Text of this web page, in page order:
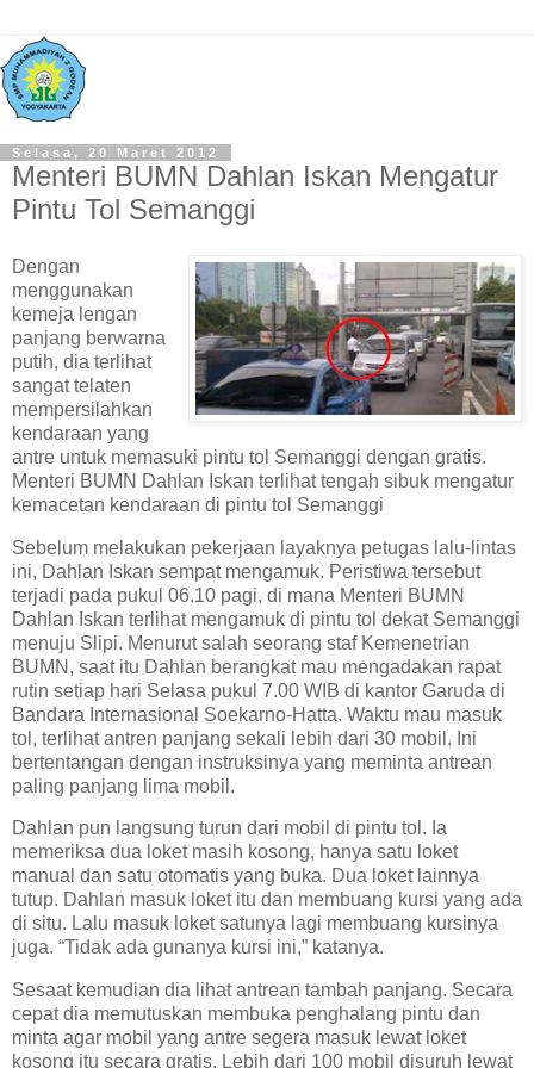
Selasa, 20 Maret 2012
Menteri BUMN Dahlan Iskan Mengatur
Pintu Tol Semanggi
Dengan
menggunakan
kemeja lengan
panjang berwarna
putih, dia terlihat
sangat telaten
mempersilahkan
kendaraan yang
antre untuk memasuki pintu tol Semanggi dengan gratis.
Menteri BUMN Dahlan Iskan terlihat tengah sibuk mengatur
kemacetan kendaraan di pintu tol Semanggi
Sebelum melakukan pekerjaan layaknya petugas lalu-lintas
ini, Dahlan Iskan sempat mengamuk. Peristiwa tersebut
terjadi pada pukul 06.10 pagi, di mana Menteri BUMN
Dahlan Iskan terlihat mengamuk di pintu tol dekat Semanggi
menuju Slipi. Menurut salah seorang staf Kemenetrian
BUMN, saat itu Dahlan berangkat mau mengadakan rapat
rutin setiap hari Selasa pukul 7.00 WIB di kantor Garuda di
Bandara Internasional Soekarno-Hatta. Waktu mau masuk
tol, terlihat antren panjang sekali lebih dari 30 mobil. Ini
bertentangan dengan instruksinya yang meminta antrean
paling panjang lima mobil.
Dahlan pun langsung turun dari mobil di pintu tol. Ia
memeriksa dua loket masih kosong, hanya satu loket
manual dan satu otomatis yang buka. Dua loket lainnya
tutup. Dahlan masuk loket itu dan membuang kursi yang ada
di situ. Lalu masuk loket satunya lagi membuang kursinya
juga. “Tidak ada gunanya kursi ini,” katanya.
Sesaat kemudian dia lihat antrean tambah panjang. Secara
cepat dia memutuskan membuka penghalang pintu dan
minta agar mobil yang antre segera masuk lewat loket
kosong itu secara gratis. Lebih dari 100 mobil disuruh lewat